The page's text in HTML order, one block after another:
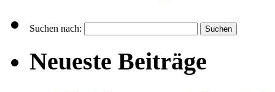
Suchen nach:
Neueste Beiträge